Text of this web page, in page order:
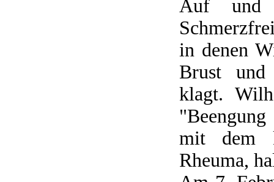
Auf und
in denen
Brust und
klagt.
mit dem
Rheuma,